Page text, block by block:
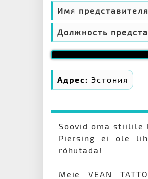
Имя
Должность
Адрес: Эстония
Soovid oma stiilile
Piersing ei ole
rõhutada!
Meie VEAN